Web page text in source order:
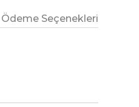
Ödeme Seçenekleri